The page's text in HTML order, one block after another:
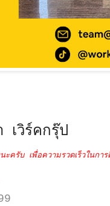
เวิร์คกรุ๊ป
ครับ เพื่อความรวดเร็วในกา